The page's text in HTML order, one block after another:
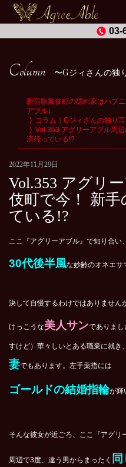
03-
Column Gジィさんの独
新宿歌舞伎町の隠れ家はハプ
アブル）
コラム｜Gジィさんの独り
Vol.353 アグリーアブル周
流行っている!?
2022年11月29日
Vol.353 アグリ
伎町で今！ 新
ている!?
ここ『アグリーアブル』で知り合い
30代後半風な妙齢のオネエサ
決して自慢するわけではありません
けっこうな美人サンでありまし
すけど）華々しいとある職業に就き
妻でもあります。左手薬指には
ゴールドの結婚指輪が輝
そんな彼女が近ごろ、ここ『アグリ
周辺で3度、違う男からまったく